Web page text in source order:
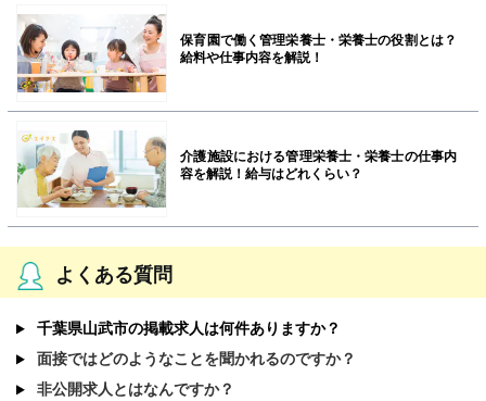
保育園で働く管理栄養士・栄養士の役割とは？
給料や仕事内容を解説！
介護施設における管理栄養士・栄養士の仕事内
容を解説！給与はどれくらい？
よくある質問
千葉県山武市の掲載求人は何件ありますか？
面接ではどのようなことを聞かれるのですか？
非公開求人とはなんですか？